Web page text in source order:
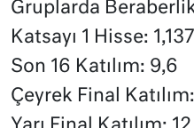
Gruplarda
Katsayı 1 Hisse: 1,137
Son 16 Katılım: 9,6
Çeyrek Final